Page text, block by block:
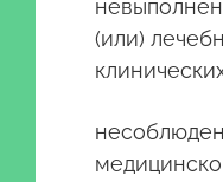
(или)